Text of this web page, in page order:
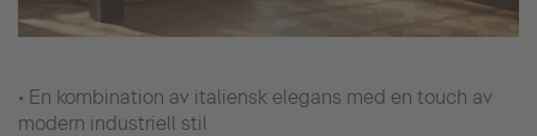
• En kombination av italiensk elegans med en touch av
modern industriell stil